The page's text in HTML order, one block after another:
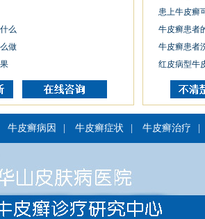
么
做
患上牛皮癣
牛皮癣患者
牛皮癣患者
红皮病型牛
牛皮癣病因 牛皮癣症状 牛皮癣治疗